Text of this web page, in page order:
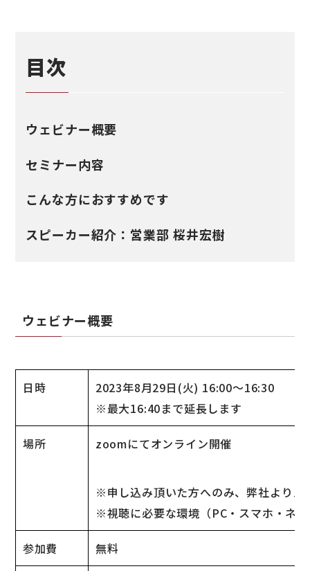
目次
ウェビナー概要
セミナー内容
こんな方におすすめです
スピーカー紹介：営業部 桜井宏樹
ウェビナー概要
日時
2023年8月29日(火) 16:00〜16:30
※最大16:40まで延長します
場所 zoomにてオンライン開催
※申し込み頂いた方へのみ、弊社より
※視聴に必要な環境（PC・スマホ・ネ
参加費 無料